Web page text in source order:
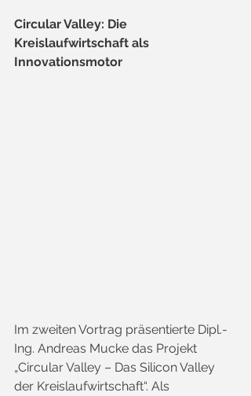
Circular Valley: Die
Kreislaufwirtschaft als
Innovationsmotor
Im zweiten Vortrag präsentierte Dipl.-
Ing. Andreas Mucke das Projekt
„Circular Valley – Das Silicon Valley
der Kreislaufwirtschaft“. Als